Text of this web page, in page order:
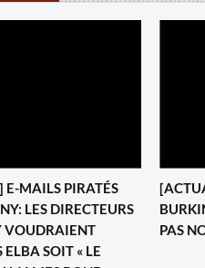
E-MAILS PIRATÉS
LES DIRECTEURS
VOUDRAIENT
ELBA SOIT « LE
PAS